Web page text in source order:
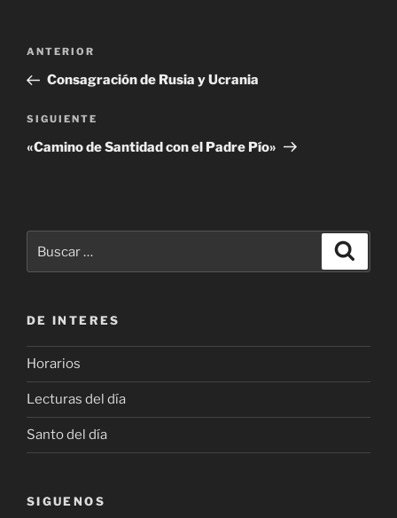
Navegación
entradas
Entrada
anterior:
ANTERIOR
Consagración de Rusia y Ucrania
Siguiente
entrada
SIGUIENTE
«Camino de Santidad con el Padre Pío»
por:
DE INTERES
Horarios
Lecturas del día
Santo del día
SIGUENOS